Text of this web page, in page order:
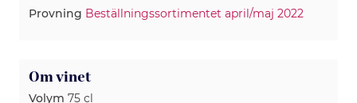
Provning Beställningssortimentet april/maj 2022
Om vinet
Volym 75 cl